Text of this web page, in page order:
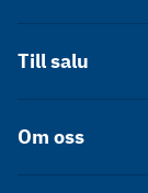
Försprång
Till salu
Om oss